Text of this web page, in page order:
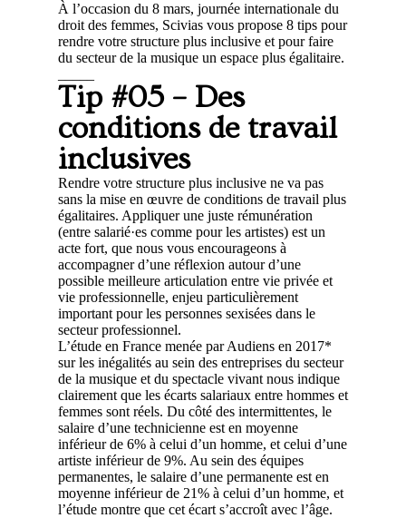
À l’occasion du 8 mars, journée internationale du
droit des femmes, Scivias vous propose 8 tips pour
rendre votre structure plus inclusive et pour faire
du secteur de la musique un espace plus égalitaire.
Tip #05 – Des
conditions de travail
inclusives
Rendre votre structure plus inclusive ne va pas
sans la mise en œuvre de conditions de travail plus
égalitaires. Appliquer une juste rémunération
(entre salarié·es comme pour les artistes) est un
acte fort, que nous vous encourageons à
accompagner d’une réflexion autour d’une
possible meilleure articulation entre vie privée et
vie professionnelle, enjeu particulièrement
important pour les personnes sexisées dans le
secteur professionnel.
L’étude en France menée par Audiens en 2017*
sur les inégalités au sein des entreprises du secteur
de la musique et du spectacle vivant nous indique
clairement que les écarts salariaux entre hommes et
femmes sont réels. Du côté des intermittentes, le
salaire d’une technicienne est en moyenne
inférieur de 6% à celui d’un homme, et celui d’une
artiste inférieur de 9%. Au sein des équipes
permanentes, le salaire d’une permanente est en
moyenne inférieur de 21% à celui d’un homme, et
l’étude montre que cet écart s’accroît avec l’âge.